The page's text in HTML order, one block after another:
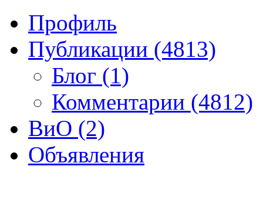
Профиль
Публикации (4813)
Блог (1)
Комментарии (4812)
ВиО (2)
Объявления